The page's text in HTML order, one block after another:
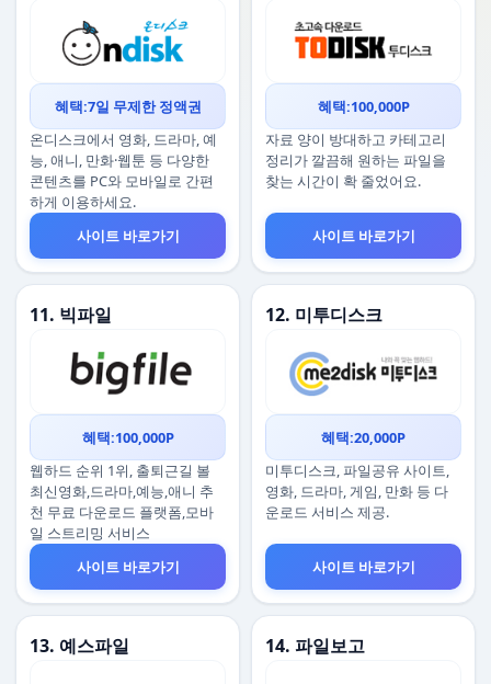
혜택:7일 무제한 정액권
온디스크에서 영화, 드라마, 예
능, 애니, 만화·웹툰 등 다양한
콘텐츠를 PC와 모바일로 간편
하게 이용하세요.
사이트 바로가기
혜택:100,000P
자료 양이 방대하고 카테고리
정리가 깔끔해 원하는 파일을
찾는 시간이 확 줄었어요.
사이트 바로가기
11. 빅파일
혜택:100,000P
웹하드 순위 1위, 출퇴근길 볼
최신영화,드라마,예능,애니 추
천 무료 다운로드 플랫폼,모바
일 스트리밍 서비스
사이트 바로가기
12. 미투디스크
혜택:20,000P
미투디스크, 파일공유 사이트,
영화, 드라마, 게임, 만화 등 다
운로드 서비스 제공.
사이트 바로가기
13. 예스파일 14. 파일보고